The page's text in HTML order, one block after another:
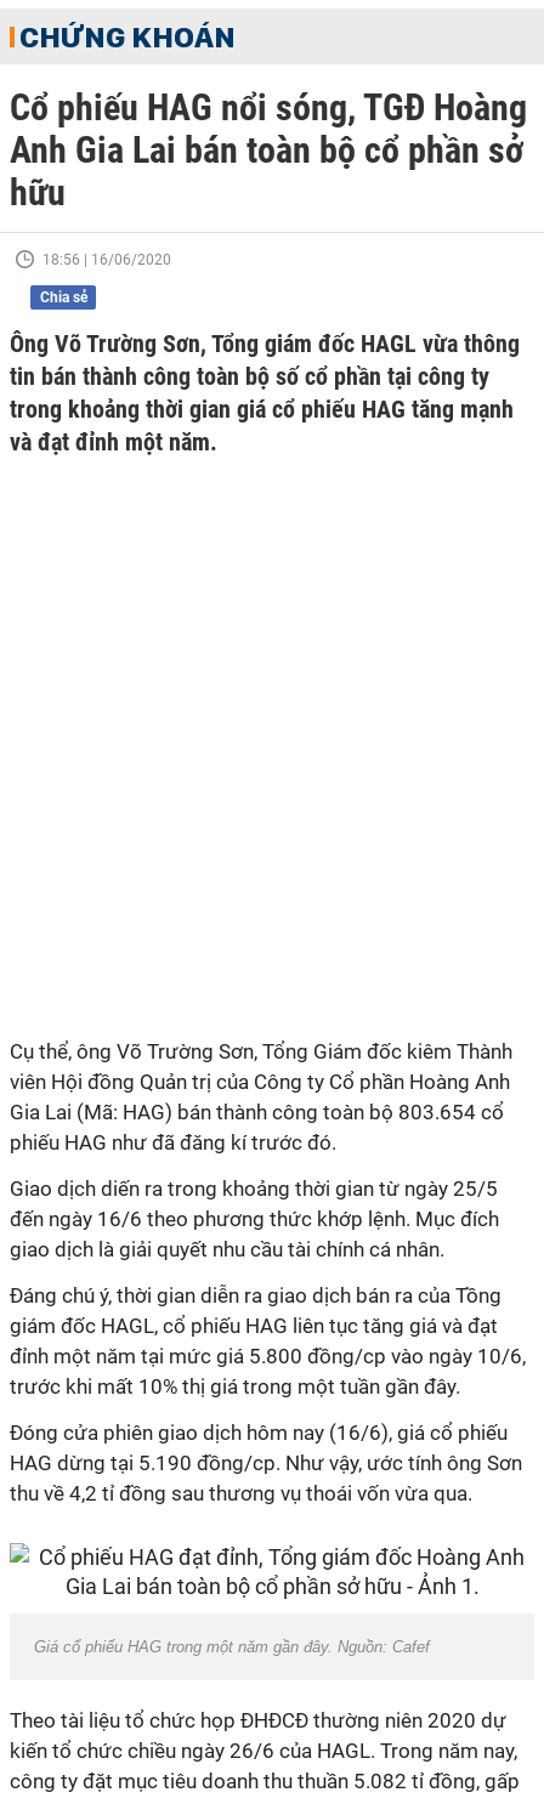
CHỨNG KHOÁN
Cổ phiếu HAG nổi sóng, TGĐ Hoàng
Anh Gia Lai bán toàn bộ cổ phần sở
hữu
18:56 | 16/06/2020
Chia sẻ
Ông Võ Trường Sơn, Tổng giám đốc HAGL vừa thông
tin bán thành công toàn bộ số cổ phần tại công ty
trong khoảng thời gian giá cổ phiếu HAG tăng mạnh
và đạt đỉnh một năm.
Cụ thể, ông Võ Trường Sơn, Tổng Giám đốc kiêm Thành
viên Hội đồng Quản trị của Công ty Cổ phần Hoàng Anh
Gia Lai (Mã: HAG) bán thành công toàn bộ 803.654 cổ
phiếu HAG như đã đăng kí trước đó.
Giao dịch diến ra trong khoảng thời gian từ ngày 25/5
đến ngày 16/6 theo phương thức khớp lệnh. Mục đích
giao dịch là giải quyết nhu cầu tài chính cá nhân.
Đáng chú ý, thời gian diễn ra giao dịch bán ra của Tồng
giám đốc HAGL, cổ phiếu HAG liên tục tăng giá và đạt
đỉnh một năm tại mức giá 5.800 đồng/cp vào ngày 10/6,
trước khi mất 10% thị giá trong một tuần gần đây.
Đóng cửa phiên giao dịch hôm nay (16/6), giá cổ phiếu
HAG dừng tại 5.190 đồng/cp. Như vậy, ước tính ông Sơn
thu về 4,2 tỉ đồng sau thương vụ thoái vốn vừa qua.
Giá cổ phiếu HAG trong một năm gần đây. Nguồn: Cafef
Theo tài liệu tổ chức họp ĐHĐCĐ thường niên 2020 dự
kiến tổ chức chiều ngày 26/6 của HAGL. Trong năm nay,
công ty đặt mục tiêu doanh thu thuần 5.082 tỉ đồng, gấp